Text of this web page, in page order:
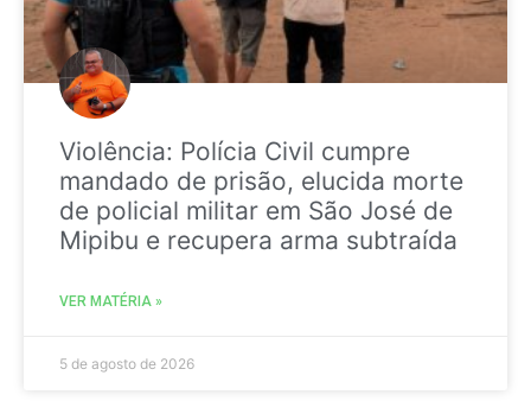
Violência: Polícia Civil cumpre
mandado de prisão, elucida morte
de policial militar em São José de
Mipibu e recupera arma subtraída
VER MATÉRIA »
5 de agosto de 2026